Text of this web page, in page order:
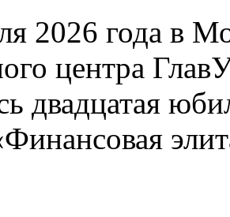
2026 года в
центра
двадцатая